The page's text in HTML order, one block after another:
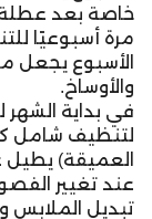
خاصة بعد عطلة
مرة أسبوعيًا
الأسبوع يجعل
والأوساخ.
في بداية
لتنظيف شامل
العميقة) يطيل
عند تغيير
تبديل الملابس